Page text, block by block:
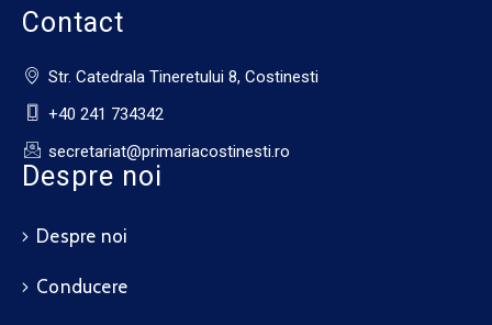
Contact
Str. Catedrala Tineretului 8, Costinesti
+40 241 734342
secretariat@primariacostinesti.ro​
Despre noi
Despre noi
Conducere